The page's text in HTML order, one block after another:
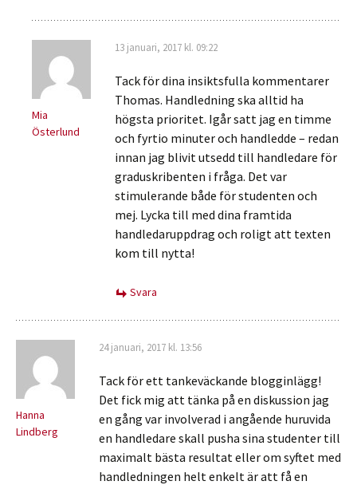
Mia
Österlund
13 januari, 2017 kl. 09:22
Tack för dina insiktsfulla kommentarer
Thomas. Handledning ska alltid ha
högsta prioritet. Igår satt jag en timme
och fyrtio minuter och handledde – redan
innan jag blivit utsedd till handledare för
graduskribenten i fråga. Det var
stimulerande både för studenten och
mej. Lycka till med dina framtida
handledaruppdrag och roligt att texten
kom till nytta!
Svara
Hanna
Lindberg
24 januari, 2017 kl. 13:56
Tack för ett tankeväckande blogginlägg!
Det fick mig att tänka på en diskussion jag
en gång var involverad i angående huruvida
en handledare skall pusha sina studenter till
maximalt bästa resultat eller om syftet med
handledningen helt enkelt är att få en